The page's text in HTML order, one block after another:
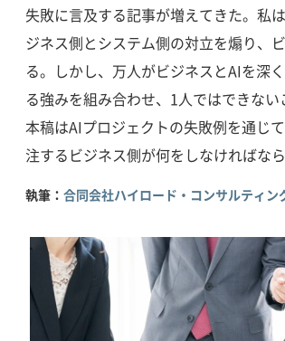
失敗に言及する記事が増えてきた。私
ジネス側とシステム側の対立を煽り、
る。しかし、万人がビジネスとAIを深
る強みを組み合わせ、1人ではできな
本稿はAIプロジェクトの失敗例を通じ
注するビジネス側が何をしなければな
執筆： 合同会社ハイロード・コンサルティ